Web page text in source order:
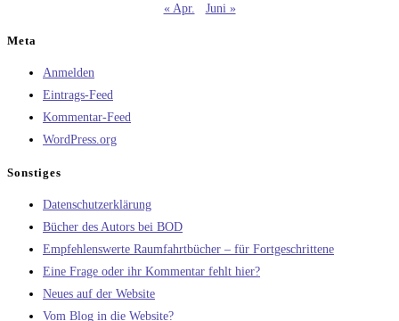
« Apr.
Juni »
Meta
Anmelden
Eintrags-Feed
Kommentar-Feed
WordPress.org
Sonstiges
Datenschutzerklärung
Bücher des Autors bei BOD
Empfehlenswerte Raumfahrtbücher – für Fortgeschrittene
Eine Frage oder ihr Kommentar fehlt hier?
Neues auf der Website
Vom Blog in die Website?